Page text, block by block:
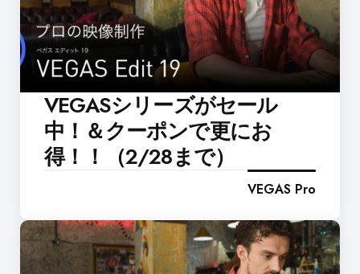
VEGASシリーズがセール
中！＆クーポンで更にお
得！！（2/28まで）
VEGAS Pro